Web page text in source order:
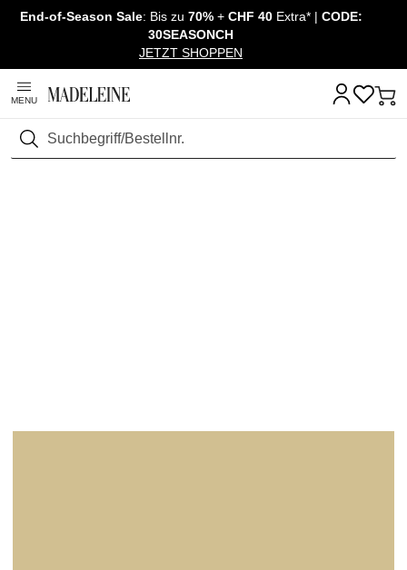
Navigation überspringen, direkt zum Inhalt
End-of-Season Sale: Bis zu 70%+ CHF 40 Extra* | CODE:
30SEASONCH
JETZT SHOPPEN
MENU
Suchen